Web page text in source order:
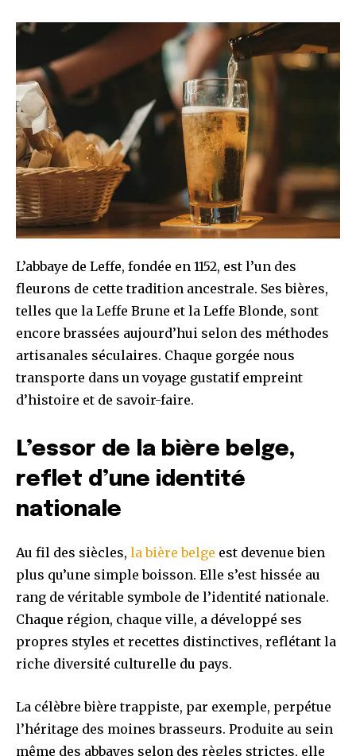
L’abbaye de Leffe, fondée en 1152, est l’un des
fleurons de cette tradition ancestrale. Ses bières,
telles que la Leffe Brune et la Leffe Blonde, sont
encore brassées aujourd’hui selon des méthodes
artisanales séculaires. Chaque gorgée nous
transporte dans un voyage gustatif empreint
d’histoire et de savoir-faire.
L’essor de la bière belge,
reflet d’une identité
nationale
Au fil des siècles, la bière belge est devenue bien
plus qu’une simple boisson. Elle s’est hissée au
rang de véritable symbole de l’identité nationale.
Chaque région, chaque ville, a développé ses
propres styles et recettes distinctives, reflétant la
riche diversité culturelle du pays.
La célèbre bière trappiste, par exemple, perpétue
l’héritage des moines brasseurs. Produite au sein
même des abbayes selon des règles strictes, elle